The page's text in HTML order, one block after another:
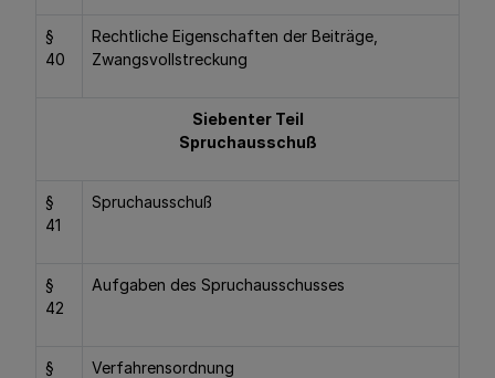
§
40
Rechtliche Eigenschaften der Beiträge,
Zwangsvollstreckung
Siebenter Teil
Spruchausschuß
§
41
Spruchausschuß
§
42
Aufgaben des Spruchausschusses
§
Verfahrensordnung